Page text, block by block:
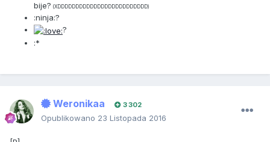
bije? (XDDDDDDDDDDDDDDDDDDDDDDDDD)
:ninja:?
?
:*
Weronikaa 3 302
Opublikowano 23 Listopada 2016